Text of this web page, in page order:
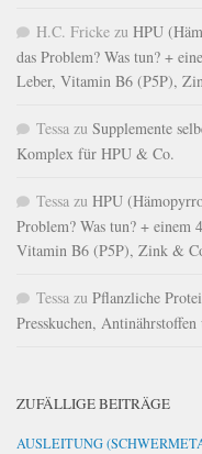
H.C. Fricke zu HPU
das Problem? Was tun? +
Leber, Vitamin B6 (P5P),
Tessa zu Supplemente
Komplex für HPU & Co.
Tessa zu HPU
Problem? Was tun? +
Vitamin B6 (P5P), Zink &
Tessa zu Pflanzliche
Presskuchen,
ZUFÄLLIGE BEITRÄGE
AUSLEITUNG